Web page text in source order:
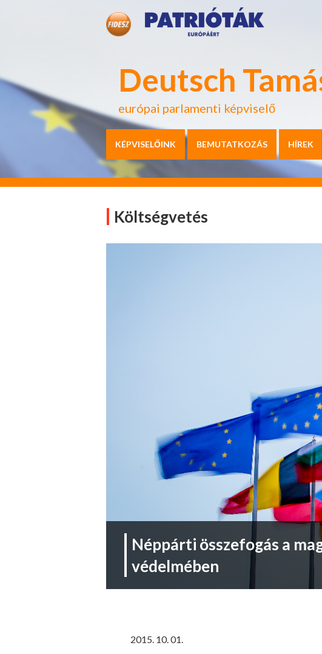
Deutsch
európai parlamenti képviselő
KÉPVISELŐINK BEMUTATKOZÁS HÍREK
Költségvetés
Néppárti összefogás a
védelmében
2015. 10. 01.